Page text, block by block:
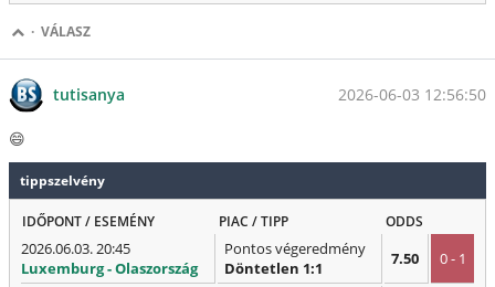
· VÁLASZ
tutisanya 2026-06-03 12:56:50
😄
tippszelvény
IDŐPONT / ESEMÉNY PIAC / TIPP ODDS
2026.06.03. 20:45
Luxemburg - Olaszország
Pontos végeredmény
Döntetlen 1:1
7.50 0 - 1